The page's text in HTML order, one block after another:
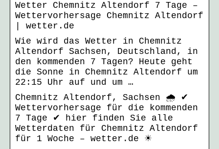
Wetter Chemnitz Altendorf 7 Tage –
Wettervorhersage Chemnitz Altendorf
| wetter.de
Wie wird das Wetter in Chemnitz
Altendorf Sachsen, Deutschland, in
den kommenden 7 Tagen? Heute geht
die Sonne in Chemnitz Altendorf um
22:15 Uhr auf und um …
Chemnitz Altendorf, Sachsen 🌧️ ✔
Wettervorhersage für die kommenden
7 Tage ✔ hier finden Sie alle
Wetterdaten für Chemnitz Altendorf
für 1 Woche – wetter.de ☀